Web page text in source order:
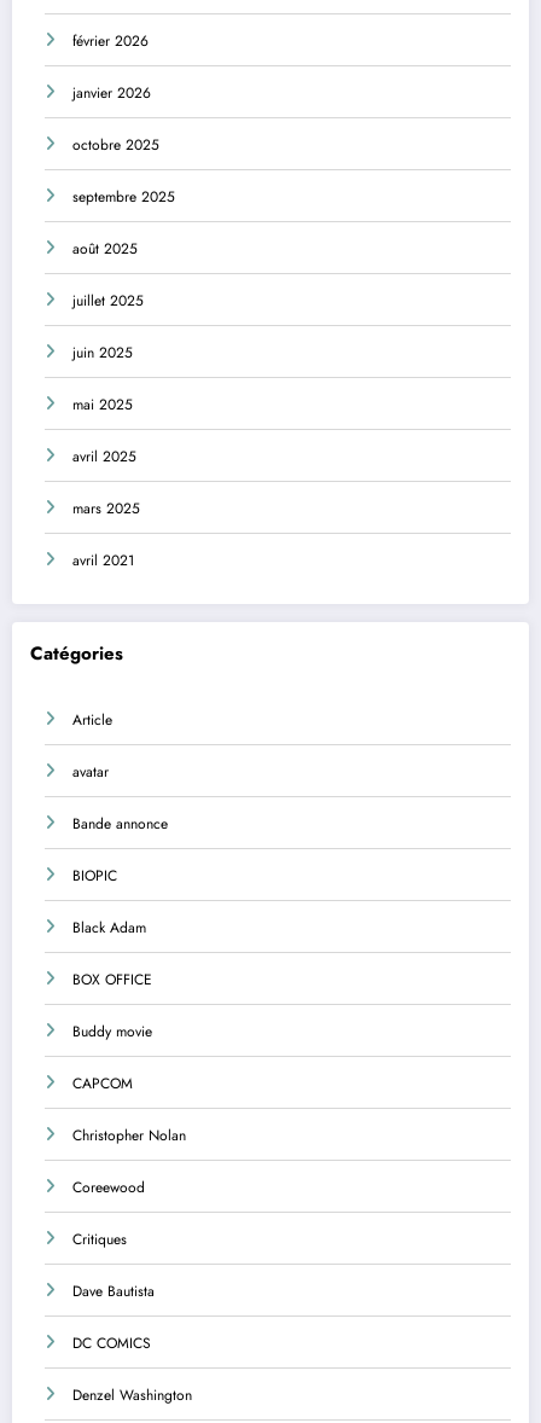
février 2026
janvier 2026
octobre 2025
septembre 2025
août 2025
juillet 2025
juin 2025
mai 2025
avril 2025
mars 2025
avril 2021
Catégories
Article
avatar
Bande annonce
BIOPIC
Black Adam
BOX OFFICE
Buddy movie
CAPCOM
Christopher Nolan
Coreewood
Critiques
Dave Bautista
DC COMICS
Denzel Washington